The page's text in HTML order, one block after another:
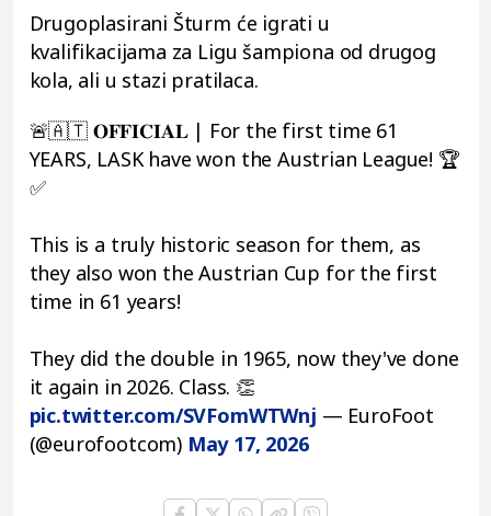
Drugoplasirani Šturm će igrati u
kvalifikacijama za Ligu šampiona od drugog
kola, ali u stazi pratilaca.
🚨🇦🇹 𝐎𝐅𝐅𝐈𝐂𝐈𝐀𝐋 | For the first time 61
YEARS, LASK have won the Austrian League! 🏆
✅
This is a truly historic season for them, as
they also won the Austrian Cup for the first
time in 61 years!
They did the double in 1965, now they've done
it again in 2026. Class. 👏
pic.twitter.com/SVFomWTWnj — EuroFoot
(@eurofootcom) May 17, 2026